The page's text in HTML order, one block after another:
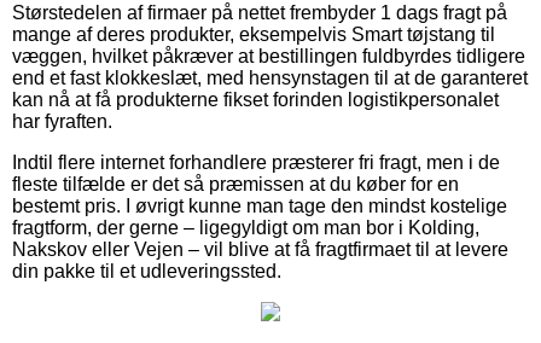
Størstedelen af firmaer på nettet frembyder 1 dags fragt på
mange af deres produkter, eksempelvis Smart tøjstang til
væggen, hvilket påkræver at bestillingen fuldbyrdes tidligere
end et fast klokkeslæt, med hensynstagen til at de garanteret
kan nå at få produkterne fikset forinden logistikpersonalet
har fyraften.
Indtil flere internet forhandlere præsterer fri fragt, men i de
fleste tilfælde er det så præmissen at du køber for en
bestemt pris. I øvrigt kunne man tage den mindst kostelige
fragtform, der gerne – ligegyldigt om man bor i Kolding,
Nakskov eller Vejen – vil blive at få fragtfirmaet til at levere
din pakke til et udleveringssted.